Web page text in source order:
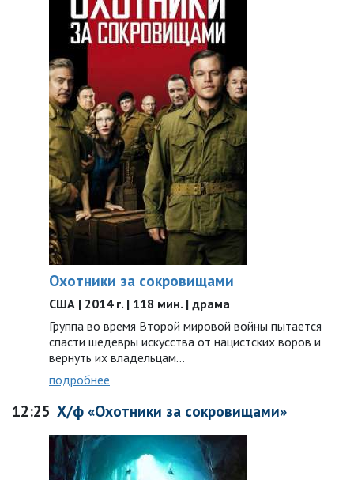
Охотники за сокровищами
США | 2014 г. | 118 мин. | драма
Группа во время Второй мировой войны пытается
спасти шедевры искусства от нацистских воров и
вернуть их владельцам…
подробнее
12:25 Х/ф «Охотники за сокровищами»